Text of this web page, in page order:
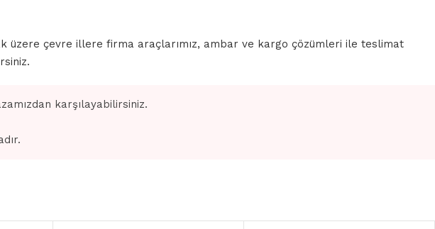
üzere çevre illere firma araçlarımız, ambar ve kargo çözümleri ile teslimat
karşılayabilirsiniz.